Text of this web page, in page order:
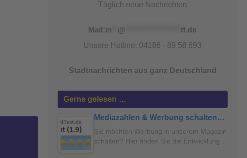
Täglich neue Nachrichten
Mail:in @ *******************tt.de
Unsere Hotline: 04186 - 89 58 693
Stadtnachrichten aus ganz Deutschland
Gerne gelesen …
Mediazahlen & Werbung schalten…
Sie möchten Werbung in unserem Magazin
schalten? Hier finden Sie die Entwicklung…